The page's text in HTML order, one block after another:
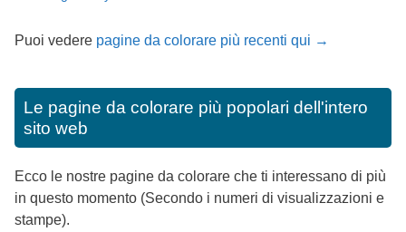
Puoi vedere pagine da colorare più recenti qui →
Le pagine da colorare più popolari dell'intero
sito web
Ecco le nostre pagine da colorare che ti interessano di più
in questo momento (Secondo i numeri di visualizzazioni e
stampe).